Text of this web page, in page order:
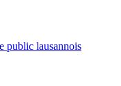
public lausannois